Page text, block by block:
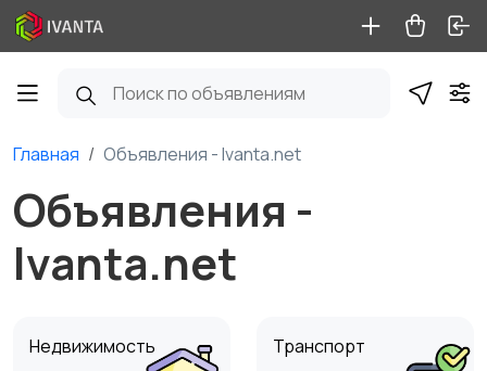
Главная Объявления - Ivanta.net
Объявления -
Ivanta.net
Недвижимость Транспорт